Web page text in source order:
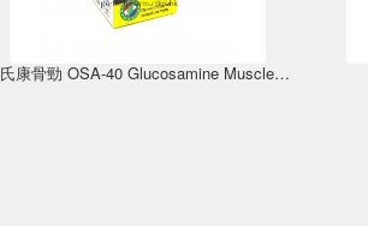
潘氏康骨勁 OSA-40 Glucosamine Muscle and Joint Gel 140ml